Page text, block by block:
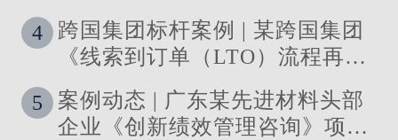
4
跨国集团标杆案例 | 某跨国集团
《线索到订单（LTO）流程再造
与资源优化》 管理咨询项目圆满
落地
5
案例动态 | 广东某先进材料头部
企业《创新绩效管理咨询》项目